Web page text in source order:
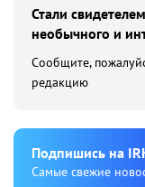
Стали
необычного и
Сообщите,
редакцию
Подпишиcь на
Cамые свежие